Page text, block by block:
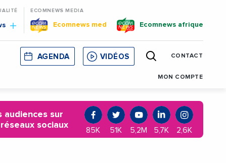
ECOMNEWS MEDIA
Ecomnews med Ecomnews afrique
CORSE MONACO CATALOGNE
AGENDA VIDÉOS CONTACT
MON COMPTE
audiences sur
réseaux sociaux
85K 51K 5,2M 5,7K 2,6K